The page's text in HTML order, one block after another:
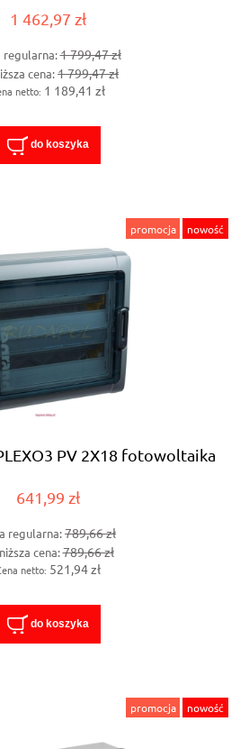
1 462,97 zł
regularna:1 799,47 zł
cena:1 799,47 zł
netto: 1 189,41 zł
do koszyka
PV 2X18 fotowoltaika
641,99 zł
regularna:789,66 zł
cena:789,66 zł
netto: 521,94 zł
do koszyka
promocja nowość
promocja nowość